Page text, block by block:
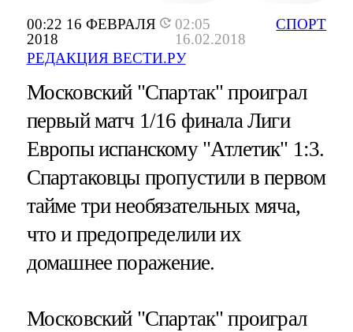
00:22 16 ФЕВРАЛЯ
2018
02:05
16.02.2018
РЕДАКЦИЯ ВЕСТИ.РУ
СПОРТ
Московский "Спартак" проиграл
первый матч 1/16 финала Лиги
Европы испанскому "Атлетик" 1:3.
Спартаковцы пропустили в первом
тайме три необязательных мяча,
что и предопределили их
домашнее поражение.
Московский "Спартак" проиграл